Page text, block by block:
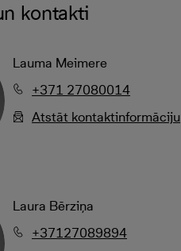
kontakti
Lauma Meimere
+371 27080014
Atstāt kontaktinformāciju
Laura Bērziņa
+37127089894